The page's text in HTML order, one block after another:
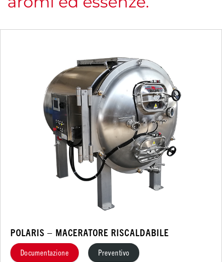
POLARIS – MACERATORE RISCALDABILE
Documentazione Preventivo